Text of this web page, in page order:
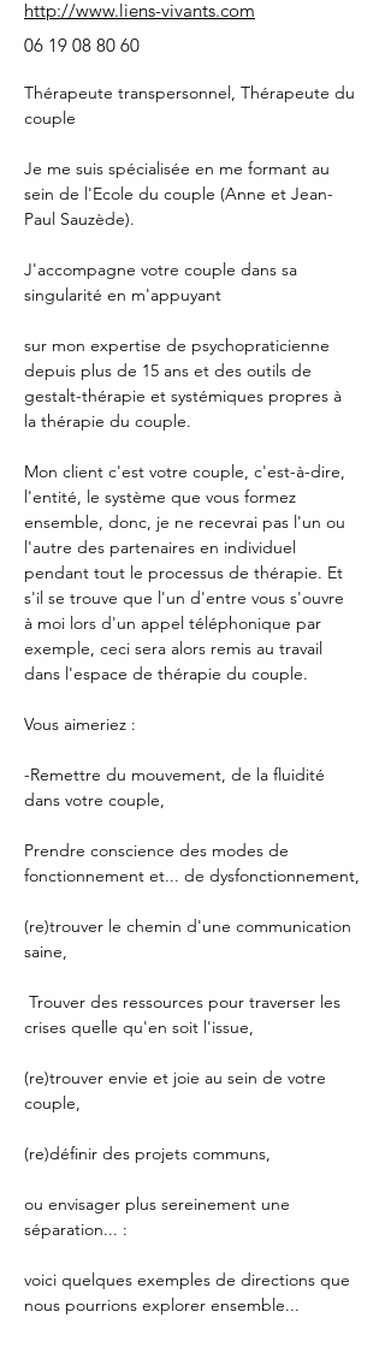
http://www.liens-vivants.com
06 19 08 80 60
Thérapeute transpersonnel, Thérapeute du
couple
Je me suis spécialisée en me formant au
sein de l'Ecole du couple (Anne et Jean-
Paul Sauzède).
J'accompagne votre couple dans sa
singularité en m'appuyant
sur mon expertise de psychopraticienne
depuis plus de 15 ans et des outils de
gestalt-thérapie et systémiques propres à
la thérapie du couple.
Mon client c'est votre couple, c'est-à-dire,
l'entité, le système que vous formez
ensemble, donc, je ne recevrai pas l'un ou
l'autre des partenaires en individuel
pendant tout le processus de thérapie. Et
s'il se trouve que l'un d'entre vous s'ouvre
à moi lors d'un appel téléphonique par
exemple, ceci sera alors remis au travail
dans l'espace de thérapie du couple.
Vous aimeriez :
-Remettre du mouvement, de la fluidité
dans votre couple,
Prendre conscience des modes de
fonctionnement et... de dysfonctionnement,
(re)trouver le chemin d'une communication
saine,
crises quelle qu'en soit l'issue,
(re)trouver envie et joie au sein de votre
couple,
(re)définir des projets communs,
ou envisager plus sereinement une
séparation... :
voici quelques exemples de directions que
nous pourrions explorer ensemble...